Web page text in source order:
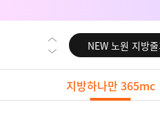
NEW 대전 지방
NEW 노원 지방
NEW 미국
NEW 부산 지방줄
지방하나만 365mc